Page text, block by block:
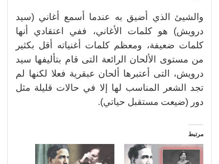
والشيئ الذي أضيق به عندما أسمع أغاني (سيد
درويش) هو كلمات الأغاني، ففي اعتقادي أنها
كلمات ضعيفة، ومعظم كلمات أغنياته أقل بكثير
من مستوى الألحان الرائعة التى قام بتأليفها سيد
درويش، التى أعتبرها ألحان عبقرية فعلا لكنها لم
تجد الشعر المناسب لها إلا في حالات قليلة مثل
دور (ضيعت مستقبل حياتي).
مرتبط